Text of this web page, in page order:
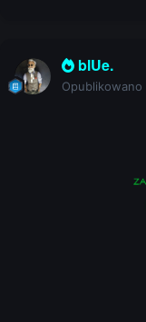
blUe.
Opublikowano